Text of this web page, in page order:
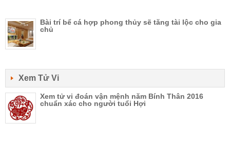
Bài trí bể cá hợp phong thủy sẽ tăng tài lộc cho gia
chủ
Xem Tử Vi
Xem tử vi đoán vận mệnh năm Bính Thân 2016
chuẩn xác cho người tuổi Hợi